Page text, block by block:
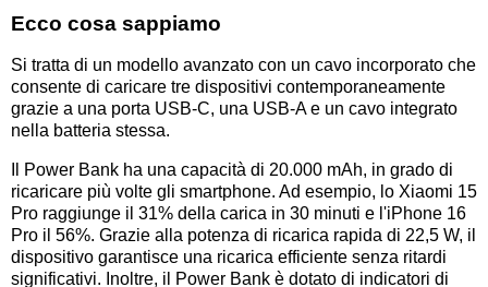
Ecco cosa sappiamo
Si tratta di un modello avanzato con un cavo incorporato che
consente di caricare tre dispositivi contemporaneamente
grazie a una porta USB-C, una USB-A e un cavo integrato
nella batteria stessa.
Il Power Bank ha una capacità di 20.000 mAh, in grado di
ricaricare più volte gli smartphone. Ad esempio, lo Xiaomi 15
Pro raggiunge il 31% della carica in 30 minuti e l'iPhone 16
Pro il 56%. Grazie alla potenza di ricarica rapida di 22,5 W, il
dispositivo garantisce una ricarica efficiente senza ritardi
significativi. Inoltre, il Power Bank è dotato di indicatori di